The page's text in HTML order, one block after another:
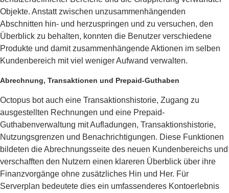
Objekte. Anstatt zwischen unzusammenhängenden
Abschnitten hin- und herzuspringen und zu versuchen, den
Überblick zu behalten, konnten die Benutzer verschiedene
Produkte und damit zusammenhängende Aktionen im selben
Kundenbereich mit viel weniger Aufwand verwalten.
Abrechnung, Transaktionen und Prepaid-Guthaben
Octopus bot auch eine Transaktionshistorie, Zugang zu
ausgestellten Rechnungen und eine Prepaid-
Guthabenverwaltung mit Aufladungen, Transaktionshistorie,
Nutzungsgrenzen und Benachrichtigungen. Diese Funktionen
bildeten die Abrechnungsseite des neuen Kundenbereichs und
verschafften den Nutzern einen klareren Überblick über ihre
Finanzvorgänge ohne zusätzliches Hin und Her. Für
Serverplan bedeutete dies ein umfassenderes Kontoerlebnis